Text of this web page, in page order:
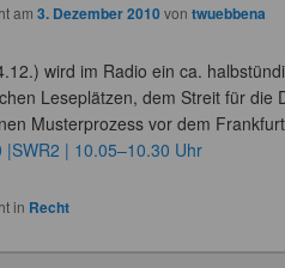
am3. Dezember 2010 vontwuebbena
wird im Radio ein ca.
Leseplätzen, dem Streit für die
Musterprozess vor dem
|SWR2 | 10.05–10.30 Uhr
in Recht